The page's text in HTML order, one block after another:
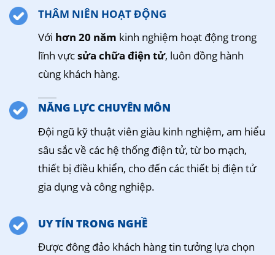
THÂM NIÊN HOẠT ĐỘNG
Với hơn 20 năm kinh nghiệm hoạt động trong
lĩnh vựcsửa chữa điện tử, luôn đồng hành
cùng khách hàng.
NĂNG LỰC CHUYÊN MÔN
Đội ngũ kỹ thuật viên giàu kinh nghiệm, am hiểu
sâu sắc về các hệ thống điện tử, từ bo mạch,
thiết bị điều khiển, cho đến các thiết bị điện tử
gia dụng và công nghiệp.
UY TÍN TRONG NGHỀ
Được đông đảo khách hàng tin tưởng lựa chọn